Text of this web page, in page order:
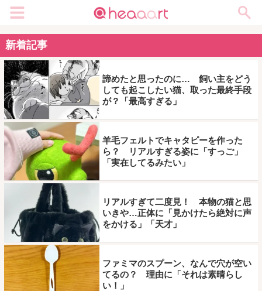
新着記事
諦めたと思ったのに… 飼い主をどう
しても起こしたい猫、取った最終手段
が？「最高すぎる」
羊毛フェルトでキャタピーを作った
ら？ リアルすぎる姿に「すっご」
「実在してるみたい」
リアルすぎて二度見！ 本物の猫と思
いきや…正体に「見かけたら絶対に声
をかける」「天才」
ファミマのスプーン、なんで穴が空い
てるの？ 理由に「それは素晴らし
い！」